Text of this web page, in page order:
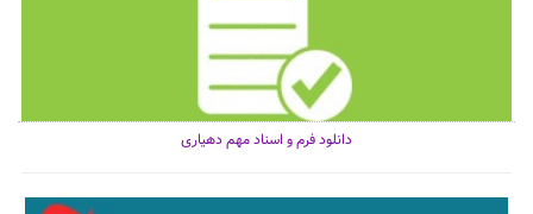
دانلود فرم و اسناد مهم دهیاری